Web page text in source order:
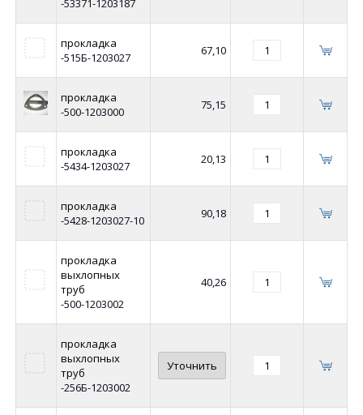
-53371-1203187
прокладка
-515Б-1203027
67,10
прокладка
-500-1203000
75,15
прокладка
-5434-1203027
20,13
прокладка
-5428-1203027-10
90,18
прокладка
выхлопных
труб
-500-1203002
40,26
прокладка
выхлопных
труб
-256Б-1203002
Уточнить